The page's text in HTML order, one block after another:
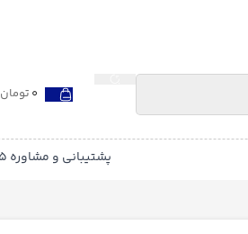
0 تومان
پشتیبانی و مشاوره 665 222 33 028